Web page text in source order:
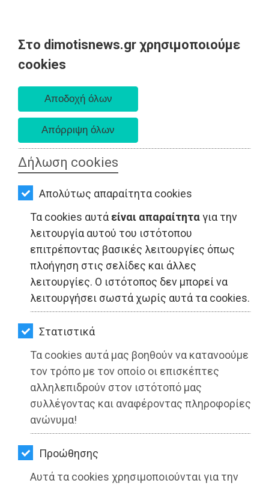
Στο dimotisnews.gr χρησιμοποιούμε
cookies
Δήλωση cookies
Απολύτως απαραίτητα cookies
Τα cookies αυτά είναι απαραίτηταγια την
λειτουργία αυτού του ιστότοπου
επιτρέποντας βασικές λειτουργίες όπως
πλοήγηση στις σελίδες και άλλες
λειτουργίες. Ο ιστότοπος δεν μπορεί να
λειτουργήσει σωστά χωρίς αυτά τα cookies.
Στατιστικά
Τα cookies αυτά μας βοηθούν να κατανοούμε
τον τρόπο με τον οποίο οι επισκέπτες
αλληλεπιδρούν στον ιστότοπό μας
συλλέγοντας και αναφέροντας πληροφορίες
ανώνυμα!
Προώθησης
Αυτά τα cookies χρησιμοποιούνται για την
AΡΧΙΚΗ
ΕΙΔΗΣΕΙΣ
ΠΟΛΙΤΙΚΗ
ΤΟΠΙΚΗ
ΑΥΤΟΔΙΟΙΚΗΣΗ
ΟΙΚΟΝΟΜΙΑ
ΑΘΛΗΤΙΣΜΟΣ
ΠΟΛΙΤΙΣΜΟΣ
ΣΠΙΤΙ-
ΚΗΠΟΣ
ΥΓΕΙΑ
LIFESTYLE
ΤΑΞΙΔΙΑ
ΕΞΟΔΟΣ
ΠΕΡΙΒΑΛΛΟΝ
ΚΑΤΟΙΚΙΔΙΟ
ΑΓΓΕΛΙΕΣ
Δήμος Ραφήνας-Πικερμίου: Νέες
γωνίες ανταποδοτικής ανακύκλωσης
Διαβάστηκε 5722 φορές
Από τo Dimotisnews